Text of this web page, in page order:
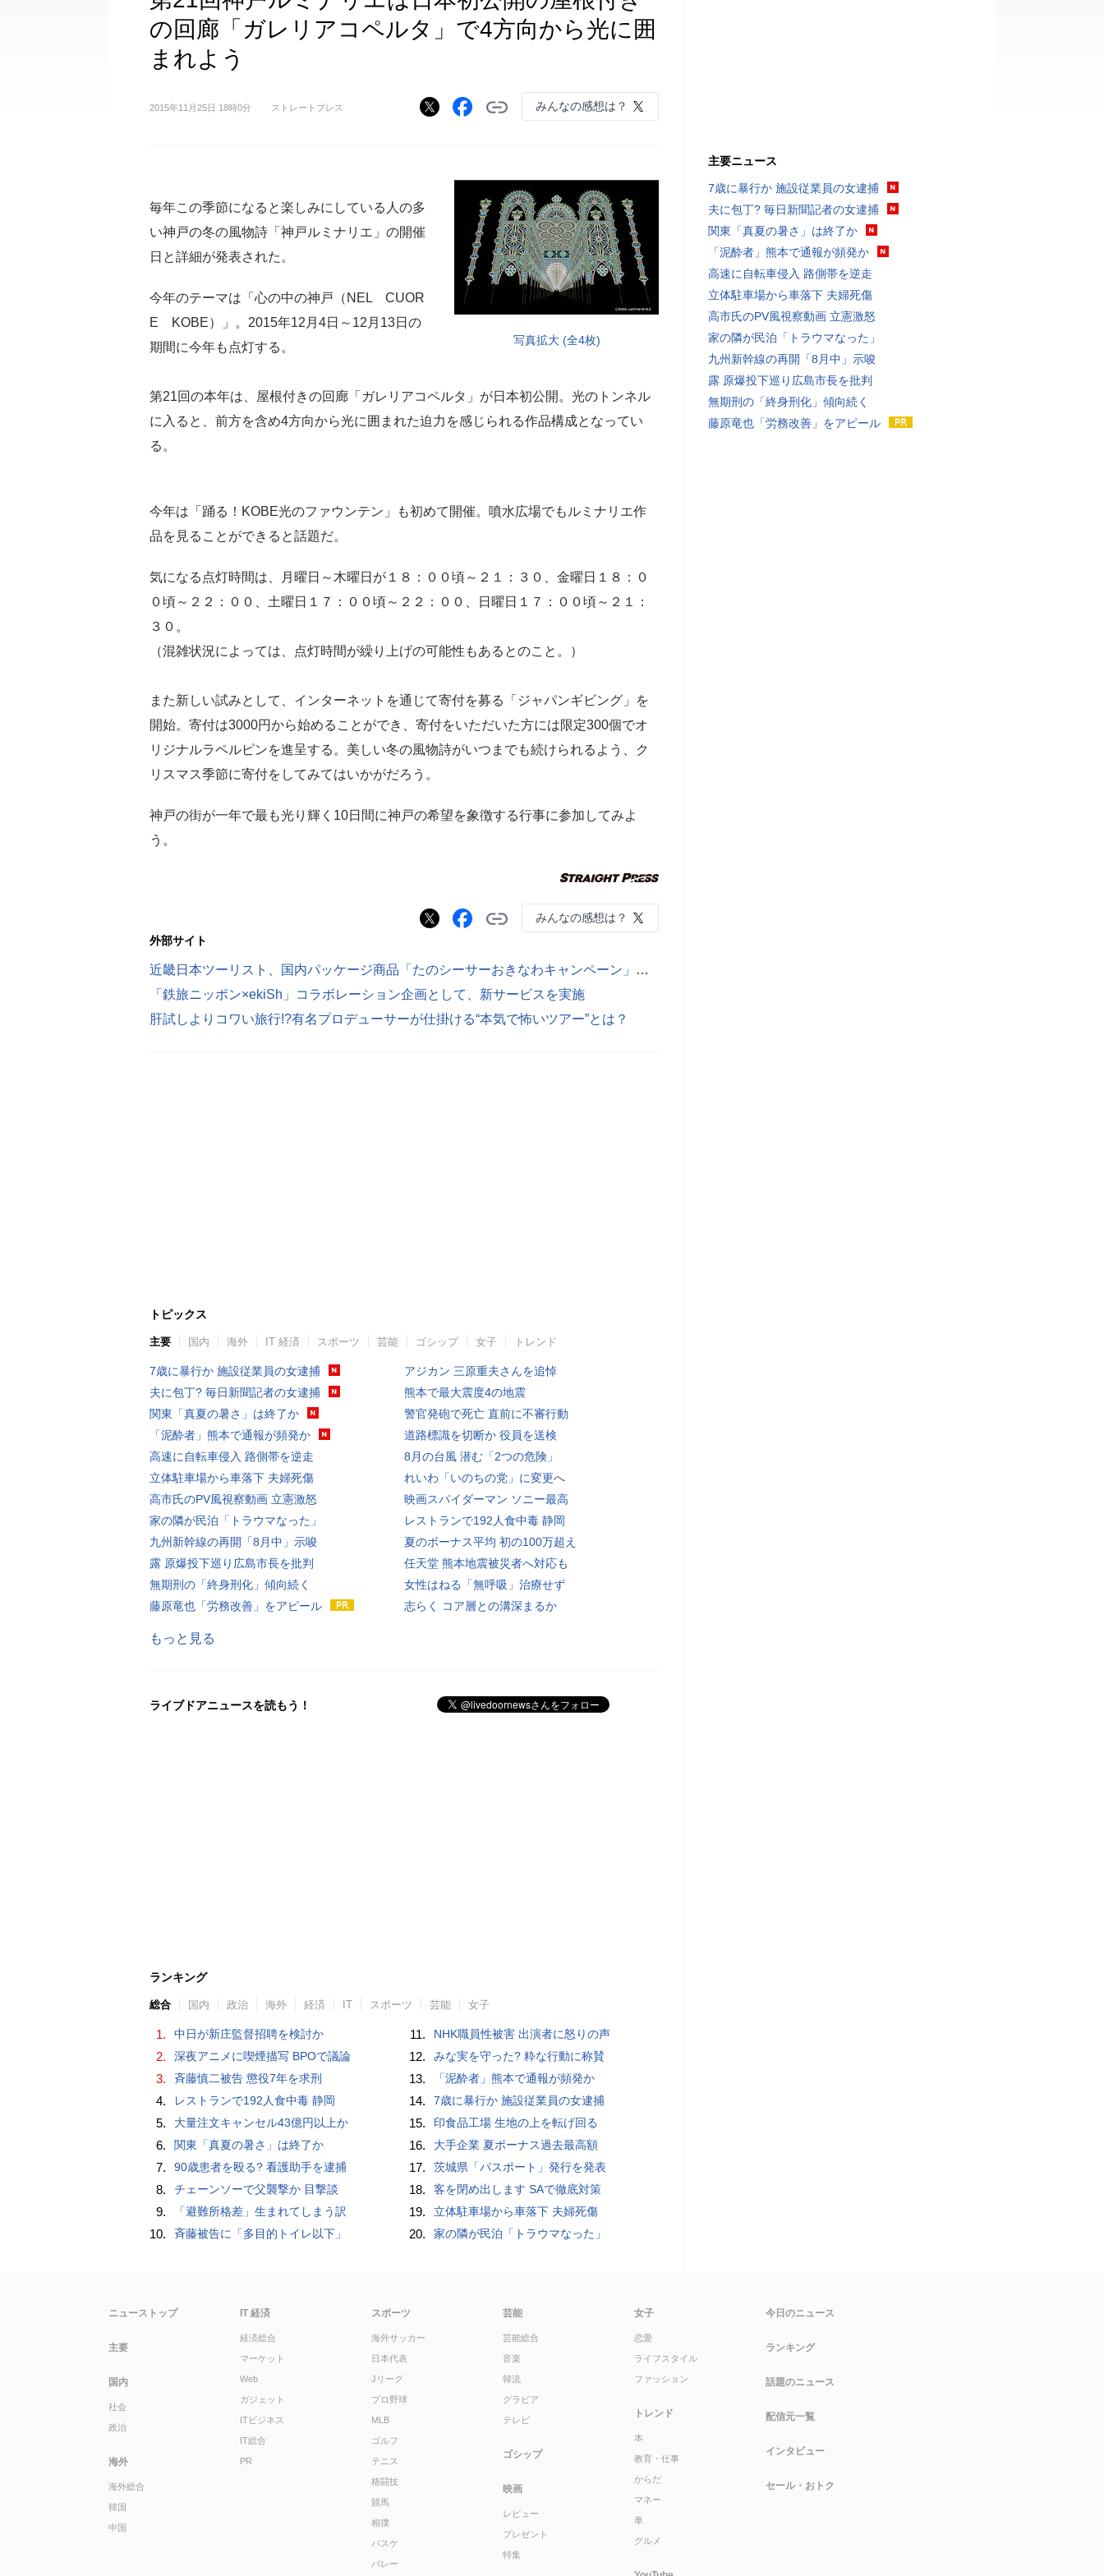
の回廊「ガレリアコペルタ」で4方向から光に囲
まれよう
2015年11月25日 18時0分 ストレートプレス みんなの感想は？
写真拡大 (全4枚)
毎年この季節になると楽しみにしている人の多
い神戸の冬の風物詩「神戸ルミナリエ」の開催
日と詳細が発表された。
今年のテーマは「心の中の神戸（NEL CUOR
E KOBE）」。2015年12月4日～12月13日の
期間に今年も点灯する。
第21回の本年は、屋根付きの回廊「ガレリアコペルタ」が日本初公開。光のトンネル
に入ると、前方を含め4方向から光に囲まれた迫力を感じられる作品構成となってい
る。
今年は「踊る！KOBE光のファウンテン」も初めて開催。噴水広場でもルミナリエ作
品を見ることができると話題だ。
気になる点灯時間は、月曜日～木曜日が１８：００頃～２１：３０、金曜日１８：０
０頃～２２：００、土曜日１７：００頃～２２：００、日曜日１７：００頃～２１：
３０。
（混雑状況によっては、点灯時間が繰り上げの可能性もあるとのこと。）
また新しい試みとして、インターネットを通じて寄付を募る「ジャパンギビング」を
開始。寄付は3000円から始めることができ、寄付をいただいた方には限定300個でオ
リジナルラペルピンを進呈する。美しい冬の風物詩がいつまでも続けられるよう、ク
リスマス季節に寄付をしてみてはいかがだろう。
神戸の街が一年で最も光り輝く10日間に神戸の希望を象徴する行事に参加してみよ
う。
みんなの感想は？
外部サイト
近畿日本ツーリスト、国内パッケージ商品「たのシーサーおきなわキャンペーン」などの販売開始
「鉄旅ニッポン×ekiSh」コラボレーション企画として、新サービスを実施
肝試しよりコワい旅行!?有名プロデューサーが仕掛ける“本気で怖いツアー”とは？
トピックス
主要 国内 海外 IT 経済 スポーツ 芸能 ゴシップ 女子 トレンド
7歳に暴行か 施設従業員の女逮捕
夫に包丁? 毎日新聞記者の女逮捕
関東「真夏の暑さ」は終了か
「泥酔者」熊本で通報が頻発か
高速に自転車侵入 路側帯を逆走
立体駐車場から車落下 夫婦死傷
高市氏のPV風視察動画 立憲激怒
家の隣が民泊「トラウマなった」
九州新幹線の再開「8月中」示唆
露 原爆投下巡り広島市長を批判
無期刑の「終身刑化」傾向続く
藤原竜也「労務改善」をアピール
アジカン 三原重夫さんを追悼
熊本で最大震度4の地震
警官発砲で死亡 直前に不審行動
道路標識を切断か 役員を送検
8月の台風 潜む「2つの危険」
れいわ「いのちの党」に変更へ
映画スパイダーマン ソニー最高
レストランで192人食中毒 静岡
夏のボーナス平均 初の100万超え
任天堂 熊本地震被災者へ対応も
女性はねる「無呼吸」治療せず
志らく コア層との溝深まるか
もっと見る
ライブドアニュースを読もう！
ランキング
総合 国内 政治 海外 経済 IT スポーツ 芸能 女子
1. 中日が新庄監督招聘を検討か
2. 深夜アニメに喫煙描写 BPOで議論
3. 斉藤慎二被告 懲役7年を求刑
4. レストランで192人食中毒 静岡
5. 大量注文キャンセル43億円以上か
6. 関東「真夏の暑さ」は終了か
7. 90歳患者を殴る? 看護助手を逮捕
8. チェーンソーで父襲撃か 目撃談
9. 「避難所格差」生まれてしまう訳
10. 斉藤被告に「多目的トイレ以下」
11. NHK職員性被害 出演者に怒りの声
12. みな実を守った? 粋な行動に称賛
13. 「泥酔者」熊本で通報が頻発か
14. 7歳に暴行か 施設従業員の女逮捕
15. 印食品工場 生地の上を転げ回る
16. 大手企業 夏ボーナス過去最高額
17. 茨城県「パスポート」発行を発表
18. 客を閉め出します SAで徹底対策
19. 立体駐車場から車落下 夫婦死傷
20. 家の隣が民泊「トラウマなった」
主要ニュース
7歳に暴行か 施設従業員の女逮捕
夫に包丁? 毎日新聞記者の女逮捕
関東「真夏の暑さ」は終了か
「泥酔者」熊本で通報が頻発か
高速に自転車侵入 路側帯を逆走
立体駐車場から車落下 夫婦死傷
高市氏のPV風視察動画 立憲激怒
家の隣が民泊「トラウマなった」
九州新幹線の再開「8月中」示唆
露 原爆投下巡り広島市長を批判
無期刑の「終身刑化」傾向続く
藤原竜也「労務改善」をアピール
ニューストップ
主要
国内
社会
政治
海外
海外総合
韓国
中国
IT 経済
経済総合
マーケット
Web
ガジェット
ITビジネス
IT総合
PR
スポーツ
海外サッカー
日本代表
Jリーグ
プロ野球
MLB
ゴルフ
テニス
格闘技
競馬
相撲
バスケ
バレー
芸能
芸能総合
音楽
韓流
グラビア
テレビ
ゴシップ
映画
レビュー
プレゼント
特集
女子
恋愛
ライフスタイル
ファッション
トレンド
本
教育・仕事
からだ
マネー
車
グルメ
今日のニュース
ランキング
話題のニュース
配信元一覧
インタビュー
セール・おトク